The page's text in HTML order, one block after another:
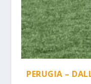
PERUGIA –